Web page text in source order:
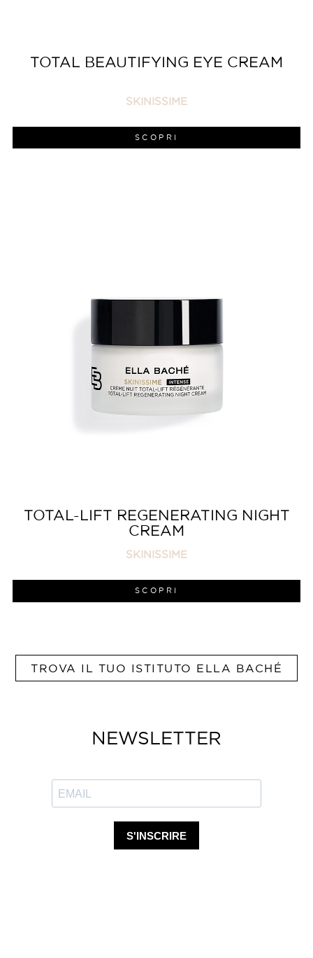
TOTAL BEAUTIFYING EYE CREAM
SKINISSIME
SCOPRI
TOTAL-LIFT REGENERATING NIGHT
CREAM
SKINISSIME
SCOPRI
TROVA IL TUO ISTITUTO ELLA BACHÉ
NEWSLETTER